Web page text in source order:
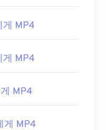
mpeg-
게 MP4
게 MP4
MP4
게 MP4